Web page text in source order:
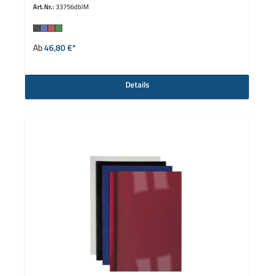
Art.Nr.:33756dblM
Farbeauswählen
Ab46,80 €*
Details